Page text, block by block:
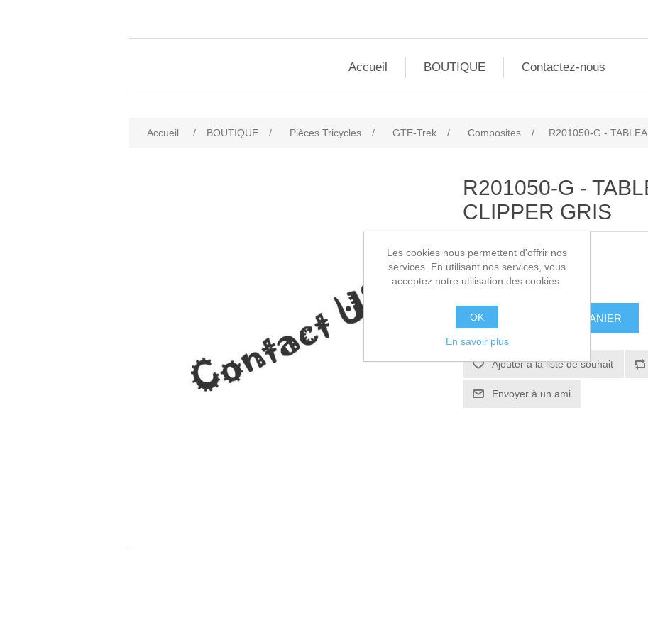
Accueil BOUTIQUE Contactez-nous
Accueil / BOUTIQUE / Pièces Tricycles / GTE-Trek / Composites / R201050-G -
R201050-G -
CLIPPER GRIS
SKU: R201050-G
140,00€ HT
AJOUTER AU PANIER
Ajouter à la liste de souhait
Envoyer à un ami
Les cookies nous permettent d'offrir nos
services. En utilisant nos services, vous
acceptez notre utilisation des cookies.
OK
En savoir plus